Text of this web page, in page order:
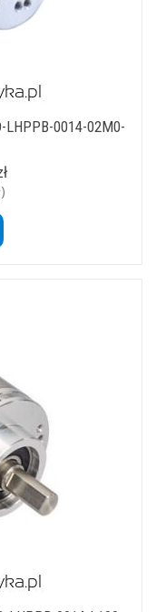
LHPPB-0014-02M0-
)